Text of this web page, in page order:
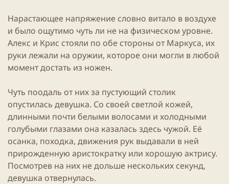
Нарастающее напряжение словно витало в воздухе
и было ощутимо чуть ли не на физическом уровне.
Алекс и Крис стояли по обе стороны от Маркуса, их
руки лежали на оружии, которое они могли в любой
момент достать из ножен.
Чуть поодаль от них за пустующий столик
опустилась девушка. Со своей светлой кожей,
длинными почти белыми волосами и холодными
голубыми глазами она казалась здесь чужой. Её
осанка, походка, движения рук выдавали в ней
прирожденную аристократку или хорошую актрису.
Посмотрев на них не дольше нескольких секунд,
девушка отвернулась.